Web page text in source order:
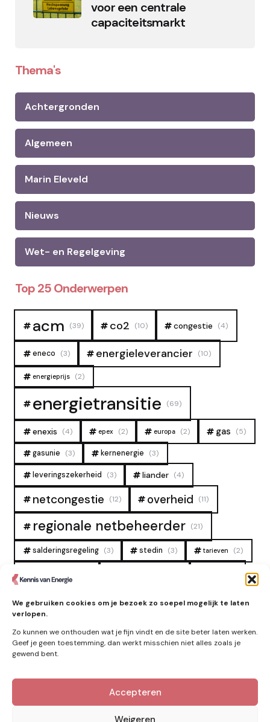
We gebruiken cookies om je bezoek zo soepel mogelijk te laten
verlopen.
Zo kunnen we onthouden wat je fijn vindt en de site beter laten werken.
Geef je geen toestemming, dan werkt misschien niet alles zoals je
gewend bent.
Accepteren
Weigeren
voor een centrale
capaciteitsmarkt
Thema's
Achtergronden
Algemeen
Marin Eleveld
Nieuws
Wet- en Regelgeving
Top 25 Onderwerpen
acm (39) co2 (10) congestie (4)
eneco (3) energieleverancier (10)
energieprijs (2)
energietransitie (69)
enexis (4) epex (2) europa (2) gas (5)
gasunie (3) kernenergie (3)
leveringszekerheid (3) liander (4)
netcongestie (12) overheid (11)
regionale netbeheerder (21)
salderingsregeling (3) stedin (3) tarieven (2)
tennet
zonne-energie (9)
Kennis van Energie in je mailbox?
Abonner op nieuwe artikelen.